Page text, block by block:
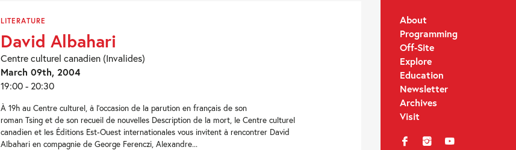
About
Programming
Off-Site
Explore
Education
Newsletter
Archives
Visit
f i y
LITERATURE
David Albahari
Centre culturel canadien (Invalides)
March 09th, 2004
19:00 - 20:30
À 19h au Centre culturel, à l’occasion de la parution en français de son
roman Tsing et de son recueil de nouvelles Description de la mort, le Centre culturel
canadien et les Éditions Est-Ouest internationales vous invitent à rencontrer David
Albahari en compagnie de George Ferenczi, Alexandre...